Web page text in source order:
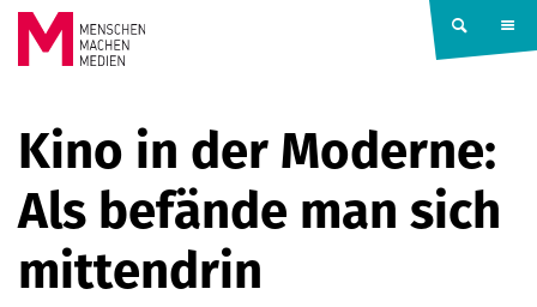
Springe zum Inhalt
MACHEN
MEDIEN
Kino in der Moderne:
Als befände man sich
mittendrin